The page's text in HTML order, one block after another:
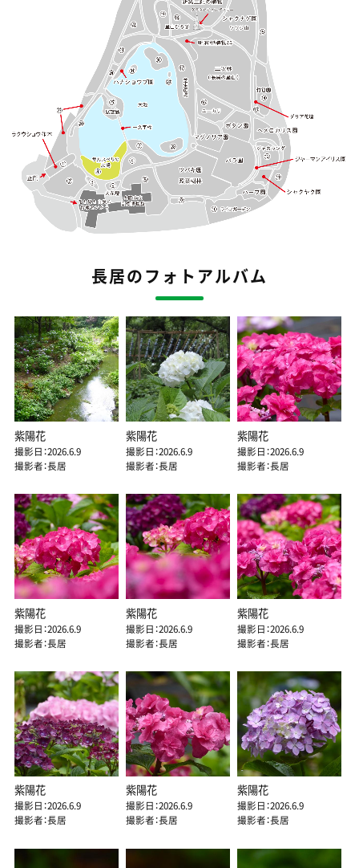
長居のフォトアルバム
紫陽花
撮影日：2026.6.9
撮影者：長居
紫陽花
撮影日：2026.6.9
撮影者：長居
紫陽花
撮影日：2026.6.9
撮影者：長居
紫陽花
撮影日：2026.6.9
撮影者：長居
紫陽花
撮影日：2026.6.9
撮影者：長居
紫陽花
撮影日：2026.6.9
撮影者：長居
紫陽花
撮影日：2026.6.9
撮影者：長居
紫陽花
撮影日：2026.6.9
撮影者：長居
紫陽花
撮影日：2026.6.9
撮影者：長居